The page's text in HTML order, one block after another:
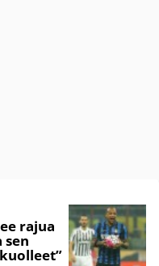
rajua
sen